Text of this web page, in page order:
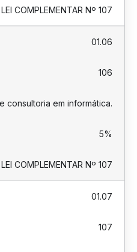
LEI COMPLEMENTAR Nº 107
01.06
106
consultoria em informática.
5%
LEI COMPLEMENTAR Nº 107
01.07
107